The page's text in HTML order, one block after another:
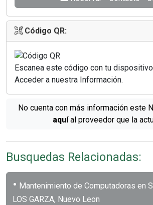
Código QR:
Escanea este código con tu
Acceder a nuestra Información.
No cuenta con más información este
aquíal proveedor que la
Busquedas Relacionadas:
• Mantenimiento de Computadoras en
LOS GARZA, Nuevo Leon